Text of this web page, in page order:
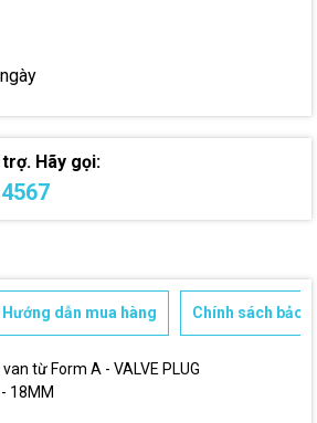
Hãy gọi:
Hướng dẫn mua hàng Chính sách bảo
từ Form A - VALVE PLUG
18MM